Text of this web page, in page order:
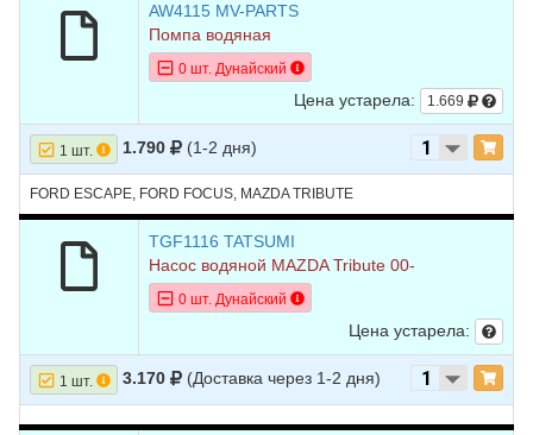
AW4115 MV-PARTS
Помпа водяная
0 шт. Дунайский
Цена устарела: 1.669
1 шт. 1.790 (1-2 дня)
FORD ESCAPE, FORD FOCUS, MAZDA TRIBUTE
TGF1116 TATSUMI
Насос водяной MAZDA Tribute 00-
0 шт. Дунайский
Цена устарела:
1 шт. 3.170 (Доставка через 1-2 дня)